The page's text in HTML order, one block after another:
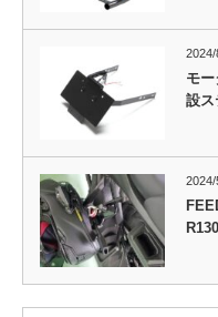
2024/
モ
設ス
2024/